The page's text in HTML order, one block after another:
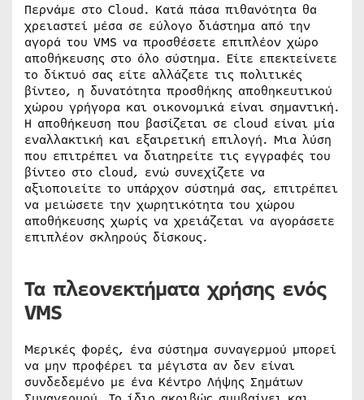
Περνάμε στο Cloud. Κατά πάσα πιθανότητα θα
χρειαστεί μέσα σε εύλογο διάστημα από την
αγορά του VMS να προσθέσετε επιπλέον χώρο
αποθήκευσης στο όλο σύστημα. Είτε επεκτείνετε
το δίκτυό σας είτε αλλάζετε τις πολιτικές
βίντεο, η δυνατότητα προσθήκης αποθηκευτικού
χώρου γρήγορα και οικονομικά είναι σημαντική.
Η αποθήκευση που βασίζεται σε cloud είναι μία
εναλλακτική και εξαιρετική επιλογή. Μια λύση
που επιτρέπει να διατηρείτε τις εγγραφές του
βίντεο στο cloud, ενώ συνεχίζετε να
αξιοποιείτε το υπάρχον σύστημά σας, επιτρέπει
να μειώσετε την χωρητικότητα του χώρου
αποθήκευσης χωρίς να χρειάζεται να αγοράσετε
επιπλέον σκληρούς δίσκους.
Τα πλεονεκτήματα χρήσης ενός
VMS
Μερικές φορές, ένα σύστημα συναγερμού μπορεί
να μην προφέρει τα μέγιστα αν δεν είναι
συνδεδεμένο με ένα Κέντρο Λήψης Σημάτων